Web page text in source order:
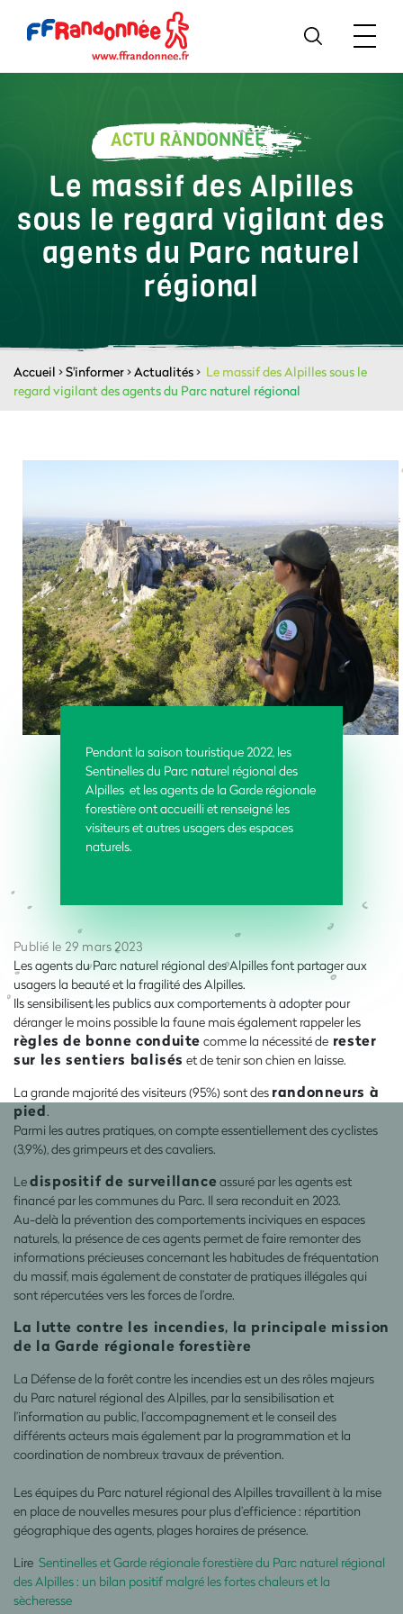
ACTU RANDONNÉE
Le massif des Alpilles
sous le regard vigilant des
agents du Parc naturel
régional
Accueil >S'informer>Actualités> Le massif des Alpilles sous le
regard vigilant des agents du Parc naturel régional
Pendant la saison touristique 2022, les
Sentinelles du Parc naturel régional des
Alpilles et les agents de la Garde régionale
forestière ont accueilli et renseigné les
visiteurs et autres usagers des espaces
naturels.
Publié le 29 mars 2023
Les agents du Parc naturel régional des Alpilles font partager aux
usagers la beauté et la fragilité des Alpilles.
Ils sensibilisent les publics aux comportements à adopter pour
déranger le moins possible la faune mais également rappeler les
règles de bonne conduite comme la nécessité de rester
sur les sentiers balisés et de tenir son chien en laisse.
La grande majorité des visiteurs (95%) sont des randonneurs à
pied.
Parmi les autres pratiques, on compte essentiellement des cyclistes
(3,9%), des grimpeurs et des cavaliers.
Ledispositif de surveillanceassuré par les agents est
financé par les communes du Parc. Il sera reconduit en 2023.
Au-delà la prévention des comportements inciviques en espaces
naturels, la présence de ces agents permet de faire remonter des
informations précieuses concernant les habitudes de fréquentation
du massif, mais également de constater de pratiques illégales qui
sont répercutées vers les forces de l’ordre.
La lutte contre les incendies, la principale mission
de la Garde régionale forestière
La Défense de la forêt contre les incendies est un des rôles majeurs
du Parc naturel régional des Alpilles, par la sensibilisation et
l’information au public, l’accompagnement et le conseil des
différents acteurs mais également par la programmation et la
coordination de nombreux travaux de prévention.
Les équipes du Parc naturel régional des Alpilles travaillent à la mise
en place de nouvelles mesures pour plus d’efficience : répartition
géographique des agents, plages horaires de présence.
Lire Sentinelles et Garde régionale forestière du Parc naturel régional
des Alpilles : un bilan positif malgré les fortes chaleurs et la
sècheresse